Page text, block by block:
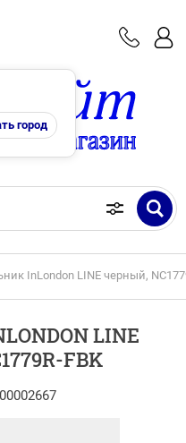
город
InLondon LINE черный,
LINE
FBK